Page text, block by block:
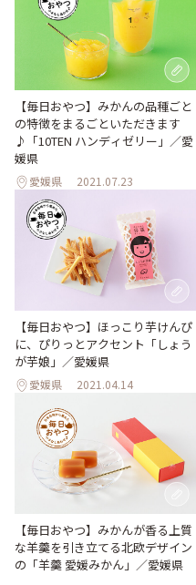
【毎日おやつ】みかんの品種ごと
の特徴をまるごといただきます
♪「10TEN ハンディゼリー」／愛
媛県
愛媛県 2021.07.23
【毎日おやつ】ほっこり芋けんぴ
に、ぴりっとアクセント「しょう
が芋娘」／愛媛県
愛媛県 2021.04.14
【毎日おやつ】みかんが香る上質
な羊羹を引き立てる北欧デザイン
の「羊羹 愛媛みかん」／愛媛県